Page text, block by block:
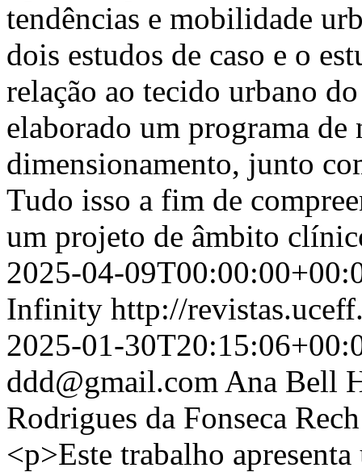
tendências e mobilidade
dois estudos de caso e o
relação ao tecido urbano
elaborado um programa de
dimensionamento, junto
Tudo isso a fim de
um projeto de âmbito
2025-04-
Infinity http://
2025-01-
ddd@gmail.com Ana Bell
Rodrigues da Fonseca Rech
<p>Este trabalho